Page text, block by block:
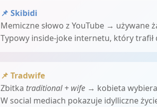
📌 Skibidi
Memiczne słowo z YouTube → używane
Typowy inside-joke internetu, który
📌 Tradwife
Zbitka traditional + wife → kobieta
W social mediach pokazuje idylliczne